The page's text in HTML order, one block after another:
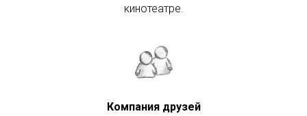
кинотеатре.
Компания друзей